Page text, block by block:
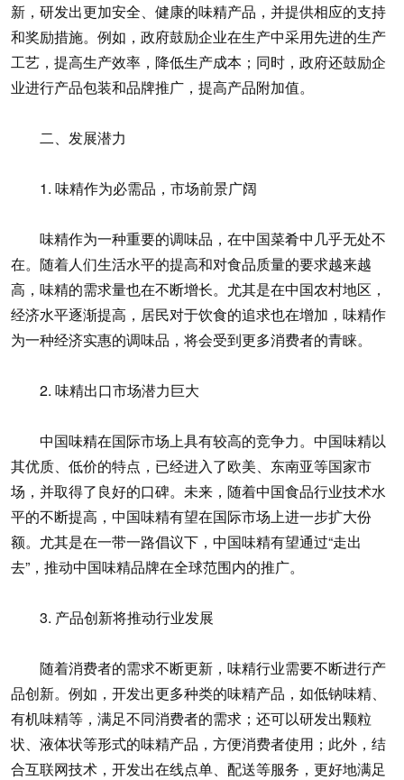
新，研发出更加安全、健康的味精产品，并提供相应的支持
和奖励措施。例如，政府鼓励企业在生产中采用先进的生产
工艺，提高生产效率，降低生产成本；同时，政府还鼓励企
业进行产品包装和品牌推广，提高产品附加值。
二、发展潜力
1. 味精作为必需品，市场前景广阔
味精作为一种重要的调味品，在中国菜肴中几乎无处不
在。随着人们生活水平的提高和对食品质量的要求越来越
高，味精的需求量也在不断增长。尤其是在中国农村地区，
经济水平逐渐提高，居民对于饮食的追求也在增加，味精作
为一种经济实惠的调味品，将会受到更多消费者的青睐。
2. 味精出口市场潜力巨大
中国味精在国际市场上具有较高的竞争力。中国味精以
其优质、低价的特点，已经进入了欧美、东南亚等国家市
场，并取得了良好的口碑。未来，随着中国食品行业技术水
平的不断提高，中国味精有望在国际市场上进一步扩大份
额。尤其是在一带一路倡议下，中国味精有望通过“走出
去”，推动中国味精品牌在全球范围内的推广。
3. 产品创新将推动行业发展
随着消费者的需求不断更新，味精行业需要不断进行产
品创新。例如，开发出更多种类的味精产品，如低钠味精、
有机味精等，满足不同消费者的需求；还可以研发出颗粒
状、液体状等形式的味精产品，方便消费者使用；此外，结
合互联网技术，开发出在线点单、配送等服务，更好地满足